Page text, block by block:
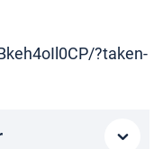
?taken-